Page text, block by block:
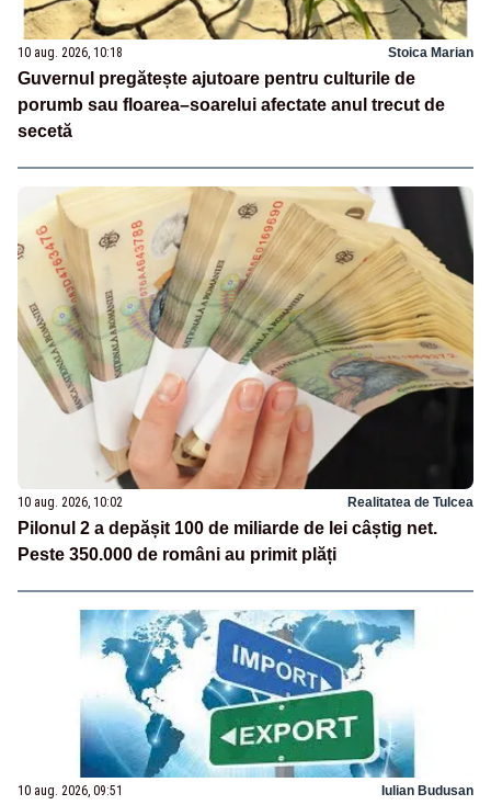
10 aug. 2026, 10:18 Stoica Marian
Guvernul pregătește ajutoare pentru culturile de
porumb sau floarea–soarelui afectate anul trecut de
secetă
10 aug. 2026, 10:02 Realitatea de Tulcea
Pilonul 2 a depășit 100 de miliarde de lei câștig net.
Peste 350.000 de români au primit plăți
10 aug. 2026, 09:51 Iulian Budusan